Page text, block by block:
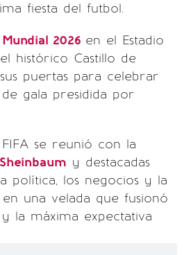
fiesta del futbol.
Mundial 2026 en el Estadio
histórico Castillo de
puertas para celebrar
gala presidida por
se reunió con la
y destacadas
política, los negocios y la
una velada que fusionó
la máxima expectativa